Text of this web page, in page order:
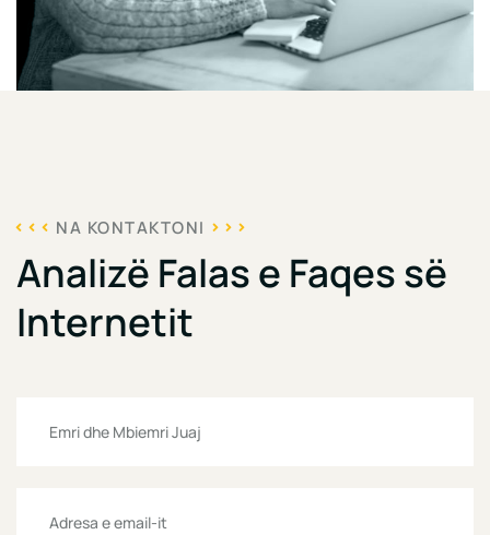
NA KONTAKTONI
Analizë Falas e Faqes së
Internetit